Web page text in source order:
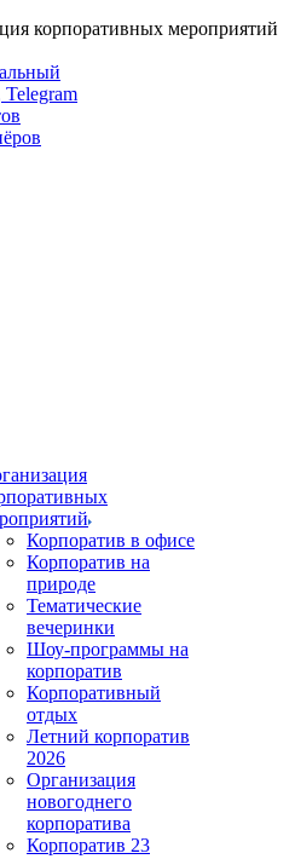
корпоративных мероприятий
Корпоратив в офисе
Корпоратив на
природе
Тематические
вечеринки
Шоу-программы на
корпоратив
Корпоративный
отдых
Летний корпоратив
2026
Организация
новогоднего
корпоратива
Корпоратив 23